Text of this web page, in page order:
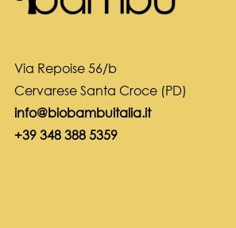
Via Repoise 56/b
Cervarese Santa Croce (PD)
info@biobambuitalia.it
+39 348 388 5359